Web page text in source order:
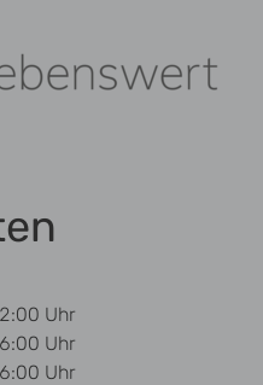
Uhr
Uhr
Uhr